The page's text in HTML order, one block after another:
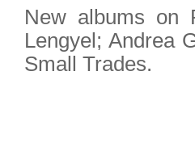
New albums on
Lengyel ; Andrea
Small Trades.